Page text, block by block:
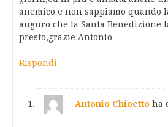
anemico e non sappiamo quando
auguro che la Santa Benedizione
presto,grazie Antonio
Rispondi
Antonio Chioetto ha